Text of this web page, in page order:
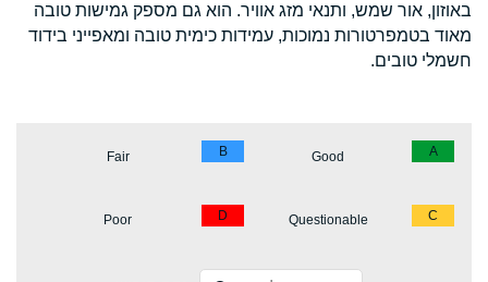
באוזון, אור שמש, ותנאי מזג אוויר. הוא גם מספק גמישות טובה
מאוד בטמפרטורות נמוכות, עמידות כימית טובה ומאפייני בידוד
חשמלי טובים.
A
Good
B
Fair
C
Questionable
D
Poor